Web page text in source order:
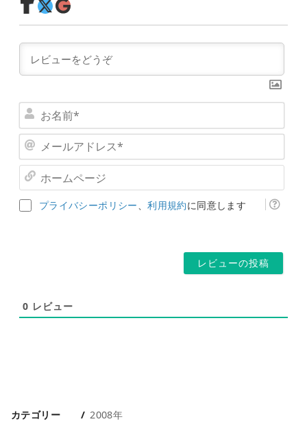
名
*
メ
ー
ア
ー
プライバシーポリシー、利用規約に同意します
0 レビュー
カテゴリー
2008年